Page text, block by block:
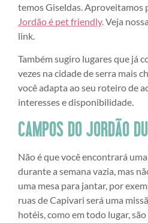
temos Giseldas. Aproveitamos
Jordão é pet friendly.Veja
link.
Também sugiro lugares que já
vezes na cidade de serra mais
você adapta ao seu roteiro de
interesses e disponibilidade.
CAMPOS DO JORDÃO
Não é que você encontrará
durante a semana vazia, mas
uma mesa para jantar, por
ruas de Capivari será uma
hotéis, como em todo lugar, são